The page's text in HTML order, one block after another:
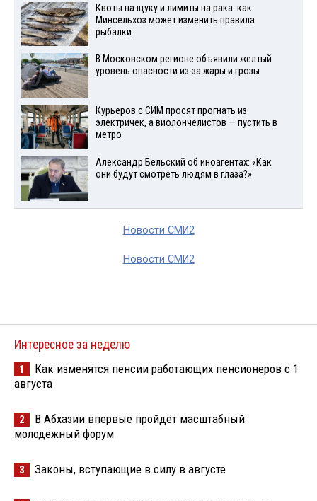
Квоты на щуку и лимиты на рака: как
Минсельхоз может изменить правила
рыбалки
В Московском регионе объявили желтый
уровень опасности из-за жары и грозы
Курьеров с СИМ просят прогнать из
электричек, а виолончелистов — пустить в
метро
Александр Бельский об иноагентах: «Как
они будут смотреть людям в глаза?»
Новости СМИ2
Новости СМИ2
Интересное за неделю
1
Как изменятся пенсии работающих пенсионеров с 1
августа
2
В Абхазии впервые пройдёт масштабный
молодёжный форум
3 Законы, вступающие в силу в августе